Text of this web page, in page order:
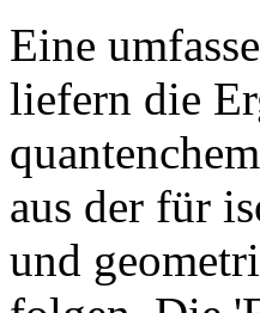
Eine
liefern die
aus der für
und